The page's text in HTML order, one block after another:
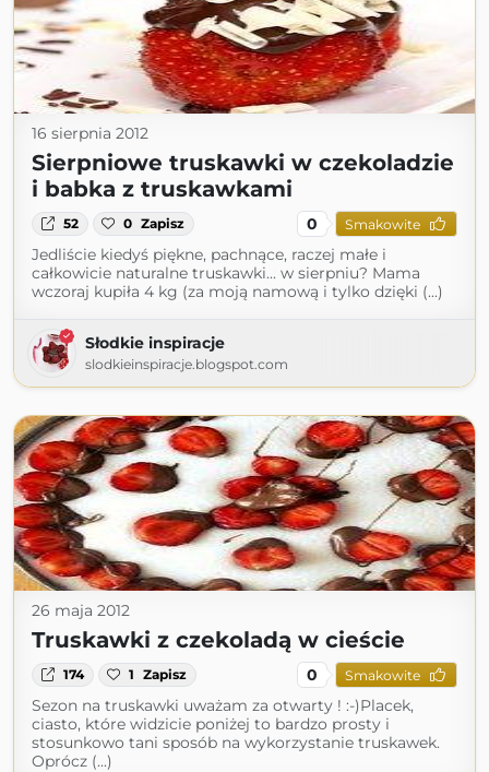
16 sierpnia 2012
Sierpniowe truskawki w czekoladzie
i babka z truskawkami
52 0 Zapisz 0 Smakowite
Jedliście kiedyś piękne, pachnące, raczej małe i
całkowicie naturalne truskawki... w sierpniu? Mama
wczoraj kupiła 4 kg (za moją namową i tylko dzięki (...)
Słodkie inspiracje
slodkieinspiracje.blogspot.com
26 maja 2012
Truskawki z czekoladą w cieście
174 1 Zapisz 0 Smakowite
Sezon na truskawki uważam za otwarty ! :-)Placek,
ciasto, które widzicie poniżej to bardzo prosty i
stosunkowo tani sposób na wykorzystanie truskawek.
Oprócz (...)